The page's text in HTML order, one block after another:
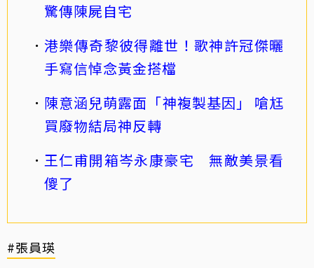
驚傳陳屍自宅
港樂傳奇黎彼得離世！歌神許冠傑曬
手寫信悼念黃金搭檔
陳意涵兒萌露面「神複製基因」 嗆尪
買廢物結局神反轉
王仁甫開箱岑永康豪宅 無敵美景看
傻了
#張員瑛